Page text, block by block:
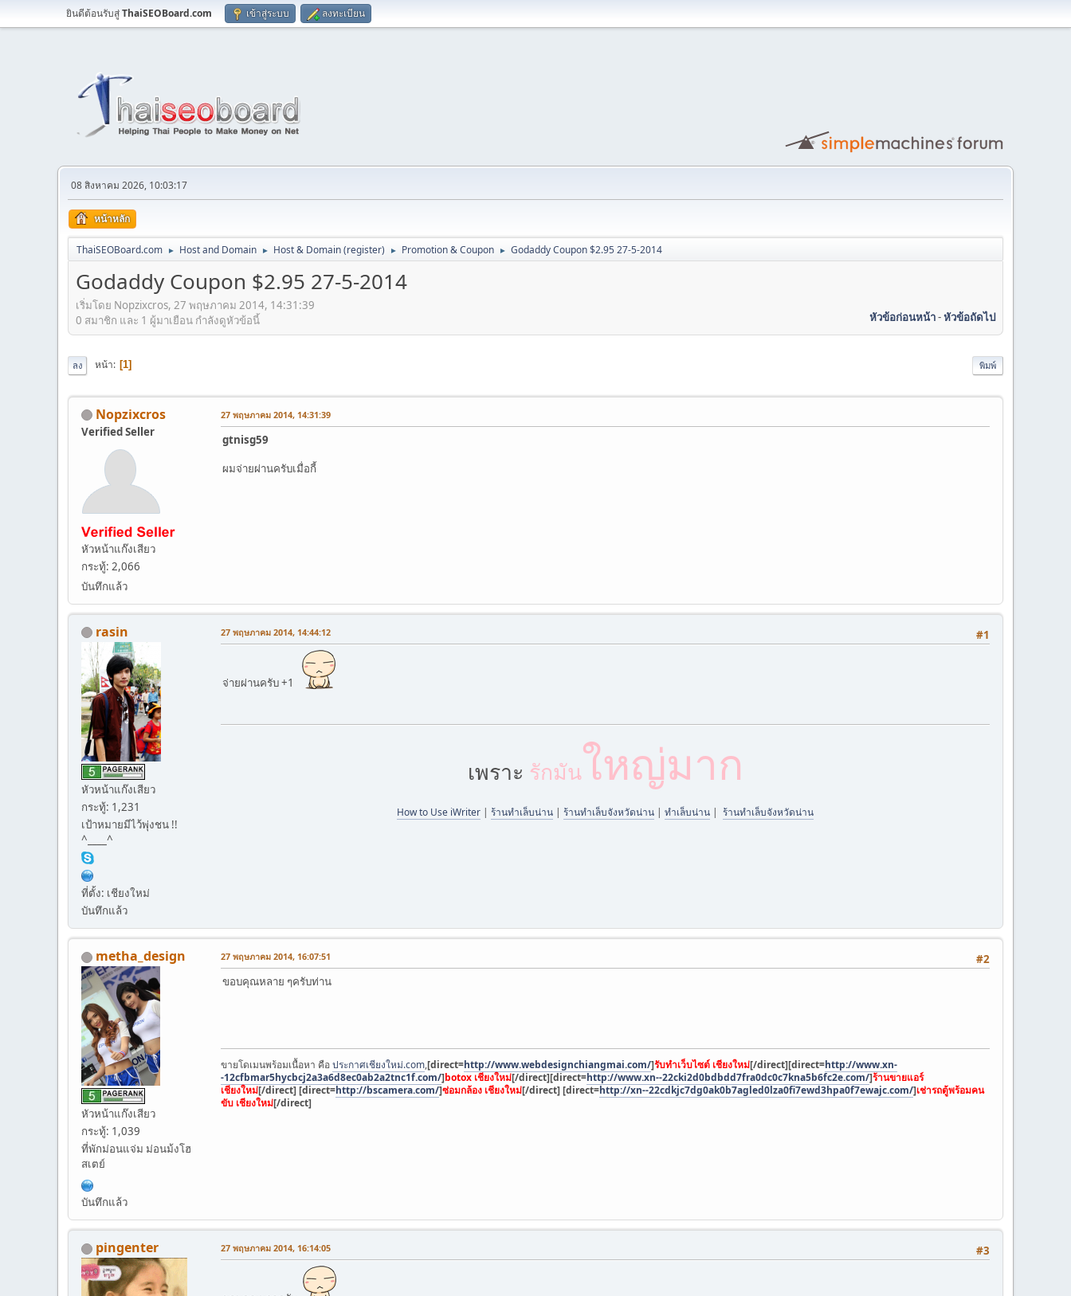
ยินดีต้อนรับสู่ThaiSEOBoard.com เข้าสู่ระบบ ลงทะเบียน
08 สิงหาคม 2026, 10:03:17
หน้าหลัก
ThaiSEOBoard.com ► Host and Domain ► Host & Domain (register) ► Promotion & Coupon ► Godaddy Coupon $2.95 27-5-2014
Godaddy Coupon $2.95 27-5-2014
เริ่มโดย Nopzixcros, 27 พฤษภาคม 2014, 14:31:39
หัวข้อก่อนหน้า-หัวข้อถัดไป
0 สมาชิก และ 1 ผู้มาเยือน กำลังดูหัวข้อนี้
พิมพ์
ลง หน้า 1
Nopzixcros
Verified Seller
หัวหน้าแก๊งเสียว
กระทู้: 2,066
บันทึกแล้ว
27 พฤษภาคม 2014, 14:31:39
gtnisg59
ผมจ่ายผ่านครับเมื่อกี้
rasin
หัวหน้าแก๊งเสียว
กระทู้: 1,231
เป้าหมายมีไว้พุ่งชน !!
^____^
ที่ตั้ง: เชียงใหม่
บันทึกแล้ว
#1
27 พฤษภาคม 2014, 14:44:12
จ่ายผ่านครับ +1
เพราะ รักมันใหญ่มาก
How to Use iWriter | ร้านทำเล็บน่าน | ร้านทำเล็บจังหวัดน่าน | ทำเล็บน่าน | ร้านทำเล็บจังหวัดน่าน
metha_design
หัวหน้าแก๊งเสียว
กระทู้: 1,039
ที่พักม่อนแจ่ม ม่อนม้งโฮ
สเตย์
บันทึกแล้ว
#2
27 พฤษภาคม 2014, 16:07:51
ขอบคุณหลาย ๆครับท่าน
ขายโดเมนพร้อมเนื้อหา คือประกาศเชียงใหม่.com,[direct=http://www.webdesignchiangmai.com/]รับทำเว็บไซต์ เชียงใหม่[/direct][direct=http://www.xn-
-12cfbmar5hycbcj2a3a6d8ec0ab2a2tnc1f.com/]botox เชียงใหม่[/direct][direct=http://www.xn--22cki2d0bdbdd7fra0dc0c7kna5b6fc2e.com/]ร้านขายแอร์
เชียงใหม่[/direct] [direct=http://bscamera.com/]ซ่อมกล้อง เชียงใหม่[/direct] [direct=http://xn--22cdkjc7dg0ak0b7agled0lza0fi7ewd3hpa0f7ewajc.com/]เช่ารถตู้พร้อมคน
ขับ เชียงใหม่[/direct]
pingenter #3
27 พฤษภาคม 2014, 16:14:05